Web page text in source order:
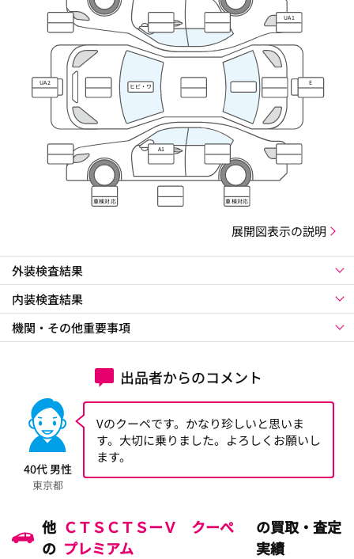
UA1
UA2
ヒビ・ワ
レ・キズ
E
A1
車検対応 車検対応
展開図表示の説明
外装検査結果
内装検査結果
機関・その他重要事項
出品者からのコメント
40代 男性
東京都
Vのクーペです。かなり珍しいと思いま
す。大切に乗りました。よろしくお願いし
ます。
他
の
ＣＴＳＣＴＳーＶ クーぺ
プレミアム
の買取・査定
実績